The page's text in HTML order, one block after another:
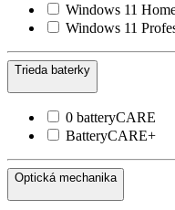
Windows 11
Windows 11
Trieda baterky
0 batteryCARE
BatteryCARE+
Optická mechanika